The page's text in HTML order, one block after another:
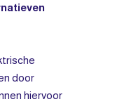
door
hiervoor